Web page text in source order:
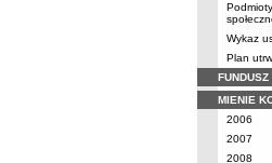
Wykaz
Plan
FUNDUSZ
MIENIE
2006
2007
2008